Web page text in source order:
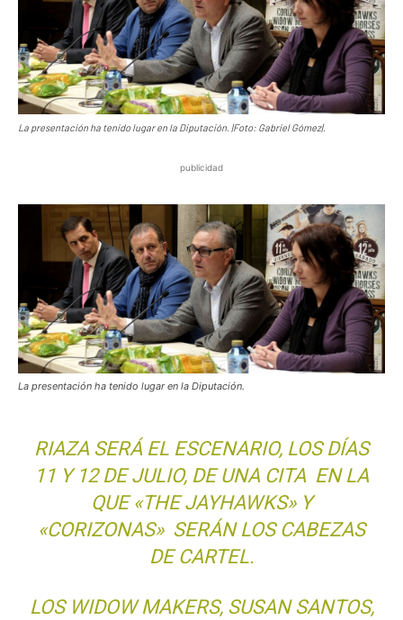
La presentación ha tenido lugar en la Diputación. |Foto: Gabriel Gómez|.
publicidad
La presentación ha tenido lugar en la Diputación.
RIAZA SERÁ EL ESCENARIO, LOS DÍAS
11 Y 12 DE JULIO, DE UNA CITA EN LA
QUE «THE JAYHAWKS» Y
«CORIZONAS» SERÁN LOS CABEZAS
DE CARTEL.
LOS WIDOW MAKERS, SUSAN SANTOS,